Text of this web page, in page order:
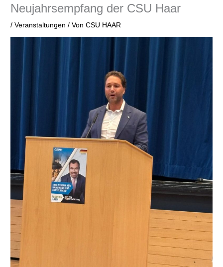
Neujahrsempfang der CSU Haar
/Veranstaltungen / VonCSU HAAR